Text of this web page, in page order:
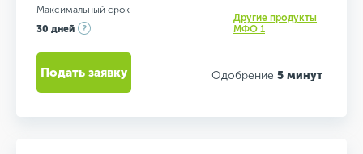
Максимальный срок
30 дней
Другие продукты
МФО 1
Одобрение 5 минут
Подать заявку